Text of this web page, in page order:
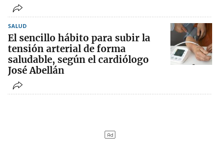
SALUD
El sencillo hábito para subir la
tensión arterial de forma
saludable, según el cardiólogo
José Abellán